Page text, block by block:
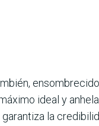
ideal y
la